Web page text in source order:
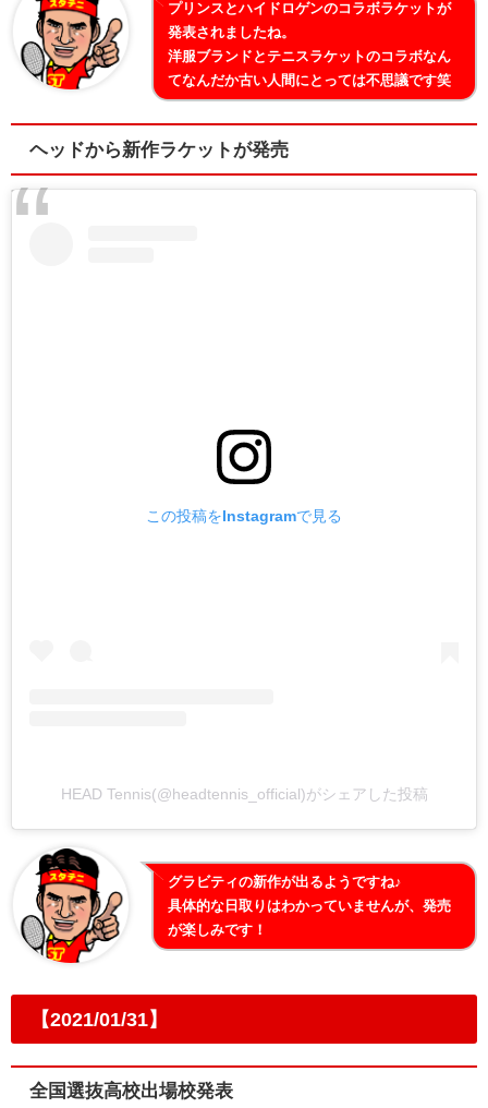
プリンスとハイドロゲンのコラボラケットが
発表されましたね。
洋服ブランドとテニスラケットのコラボなん
てなんだか古い人間にとっては不思議です笑
ヘッドから新作ラケットが発売
この投稿をInstagramで見る
HEAD Tennis(@headtennis_official)がシェアした投稿
グラビティの新作が出るようですね♪
具体的な日取りはわかっていませんが、発売
が楽しみです！
【2021/01/31】
全国選抜高校出場校発表